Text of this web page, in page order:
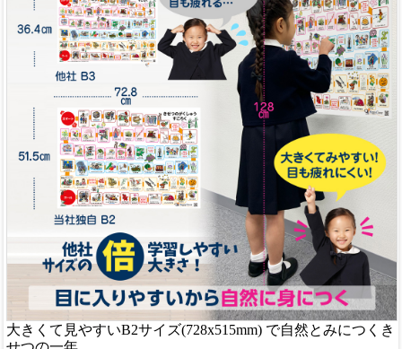
大きくて見やすいB2サイズ(728x515mm) で自然とみにつくき